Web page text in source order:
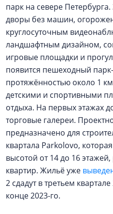
парк на севере
дворы без машин,
круглосуточным
ландшафтным дизайном,
игровые площадки и
появится пешеходный
протяжённостью около 1
детскими и спортивными
отдыха. На первых этажах
торговые галереи.
предназначено для
квартала Parkolovo,
высотой от 14 до 16
квартир. Жильё уже
2 сдадут в третьем
конце 2023-го.